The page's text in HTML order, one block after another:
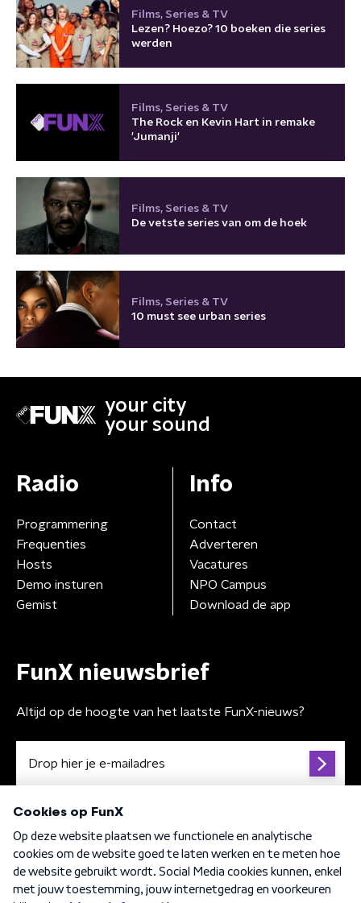
Films, Series & TV
Lezen? Hoezo? 10 boeken die series
werden
Films, Series & TV
The Rock en Kevin Hart in remake
'Jumanji'
Films, Series & TV
De vetste series van om de hoek
Films, Series & TV
10 must see urban series
your city
your sound
Radio
Programmering
Frequenties
Hosts
Demo insturen
Gemist
Info
Contact
Adverteren
Vacatures
NPO Campus
Download de app
FunX nieuwsbrief
Altijd op de hoogte van het laatste FunX-nieuws?
Algemene voorwaarden Privacybeleid